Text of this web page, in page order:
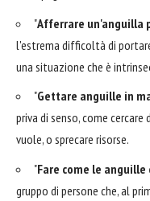
"Afferrare un'anguilla
l'estrema difficoltà di
una situazione che è
"Gettare anguille in
priva di senso, come cercare
vuole, o sprecare risorse.
"Fare come le
gruppo di persone che, al